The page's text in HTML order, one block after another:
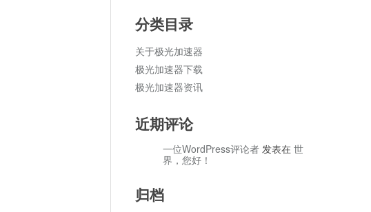
分类目录
关于极光加速器
极光加速器下载
极光加速器资讯
近期评论
一位WordPress评论者 发表在 世
界，您好！
归档